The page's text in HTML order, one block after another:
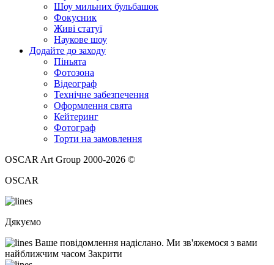
Шоу мильних бульбашок
Фокусник
Живі статуї
Наукове шоу
Додайте до заходу
Піньята
Фотозона
Відеограф
Технічне забезпечення
Оформлення свята
Кейтеринг
Фотограф
Торти на замовлення
OSCAR Art Group 2000-2026 ©
OSCAR
Дякуємо
Ваше повідомлення надіслано. Ми зв'яжемося з вами
найближчим часом Закрити